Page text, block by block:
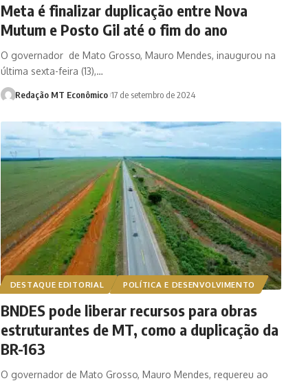
Meta é finalizar duplicação entre Nova
Mutum e Posto Gil até o fim do ano
O governador de Mato Grosso, Mauro Mendes, inaugurou na
última sexta-feira (13),…
Redação MT Econômico 17 de setembro de 2024
DESTAQUE EDITORIAL POLÍTICA E DESENVOLVIMENTO
BNDES pode liberar recursos para obras
estruturantes de MT, como a duplicação da
BR-163
O governador de Mato Grosso, Mauro Mendes, requereu ao